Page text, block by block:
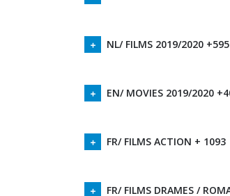
NL/ FILMS 2019/2020 +595
EN/ MOVIES 2019/2020
FR/ FILMS ACTION + 1093
FR/ FILMS DRAMES /